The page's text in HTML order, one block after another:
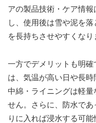
アの製品技術・ケア情報
し、使用後は雪や泥を
を長持ちさせやすくなり
一方でデメリットも明
は、気温が高い日や長
中綿・ライニングは軽
せん。さらに、防水で
りに入れば浸水する可